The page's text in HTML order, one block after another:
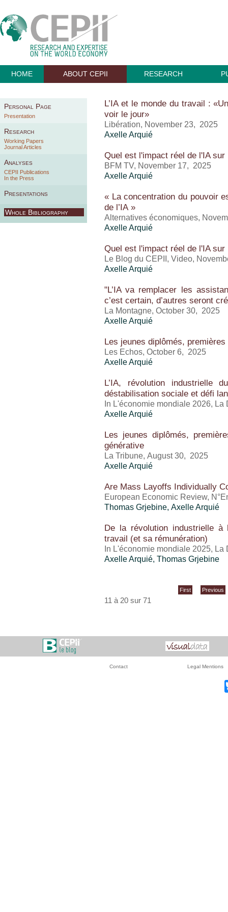
HOME ABOUT CEPII RESEARCH
Personal Page
Presentation
Research
Working Papers
Journal Articles
Analyses
CEPII Publications
In the Press
Presentations
Whole Bibliography
L’IA et le monde du travail :
voir le jour»
Libération, November 23, 2025
Axelle Arquié
Quel est l'impact réel de l'IA sur
BFM TV, November 17, 2025
Axelle Arquié
« La concentration du pouvoir
de l’IA »
Alternatives économiques,
Axelle Arquié
Quel est l'impact réel de l'IA sur
Le Blog du CEPII, Video,
Axelle Arquié
"L’IA va remplacer les
c’est certain, d’autres seront
La Montagne, October 30, 2025
Axelle Arquié
Les jeunes diplômés,
Les Echos, October 6, 2025
Axelle Arquié
L’IA, révolution industrielle
déstabilisation sociale et défi
In L'économie mondiale 2026,
Axelle Arquié
Les jeunes diplômés,
générative
La Tribune, August 30, 2025
Axelle Arquié
Are Mass Layoffs Individually
European Economic Review,
Thomas Grjebine, Axelle Arquié
De la révolution industrielle
travail (et sa rémunération)
In L'économie mondiale 2025,
Axelle Arquié, Thomas Grjebine
First Previous
11 à 20 sur 71
Contact Legal Mentions